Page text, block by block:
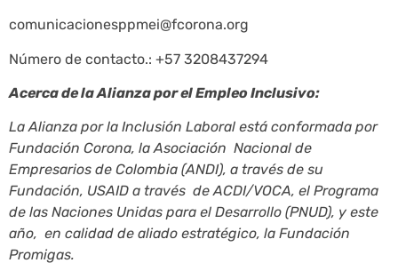
comunicacionesppmei@fcorona.org
Número de contacto.: +57 3208437294
Acerca de la Alianza por el Empleo Inclusivo:
La Alianza por la Inclusión Laboral está conformada por
Fundación Corona, la Asociación Nacional de
Empresarios de Colombia (ANDI), a través de su
Fundación, USAID a través de ACDI/VOCA, el Programa
de las Naciones Unidas para el Desarrollo (PNUD), y este
año, en calidad de aliado estratégico, la Fundación
Promigas.